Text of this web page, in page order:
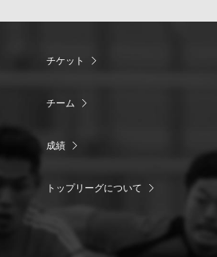
チケット
チーム
成績
トップリーグについて